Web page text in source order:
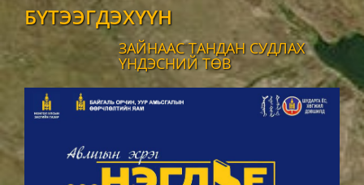
БҮТЭЭГДЭХҮҮН
ЗАЙНААС ТАНДАН СУДЛАХ
ҮНДЭСНИЙ ТӨВ